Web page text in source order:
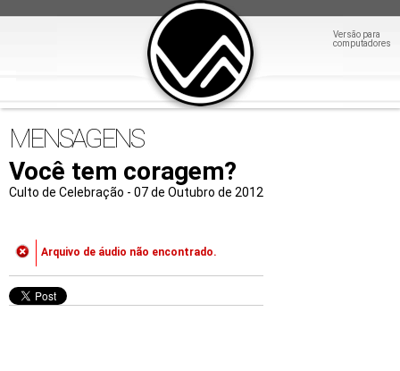
Versão para
computadores
MENSAGENS
Você tem coragem?
Culto de Celebração - 07 de Outubro de 2012
Arquivo de áudio não encontrado.